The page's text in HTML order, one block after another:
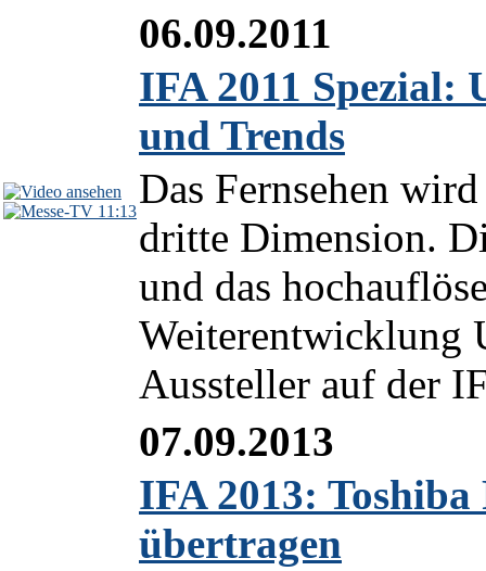
11:13
06.09.2011
IFA 2011 Spezial:
und Trends
Das Fernsehen
dritte Dimension.
und das
Weiterentwicklung
Aussteller auf der
07.09.2013
IFA 2013:
übertragen